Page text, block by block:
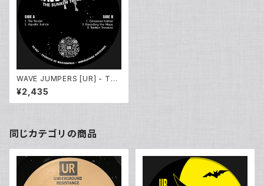
WAVE JUMPERS [UR] - The
Sunken Treasure EP (12inc
h New)
¥2,435
同じカテゴリの商品